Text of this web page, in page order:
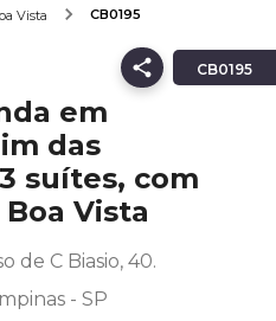
Vista CB0195
CB0195
em
das
suítes, com
Vista
de C Biasio, 40.
- SP